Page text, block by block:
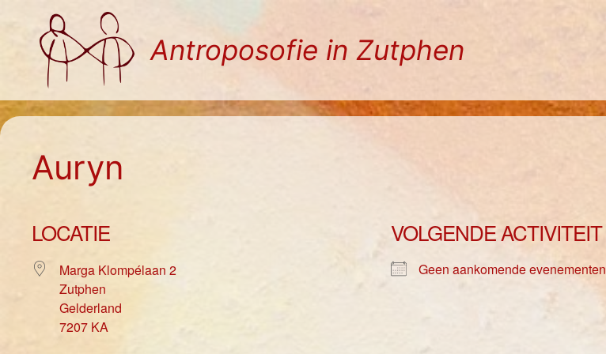
inhoud
Antroposofie in Zutphen
Auryn
LOCATIE
Marga Klompélaan 2
Zutphen
Gelderland
7207 KA
VOLGENDE ACTIVITEIT
Geen aankomende evenementen